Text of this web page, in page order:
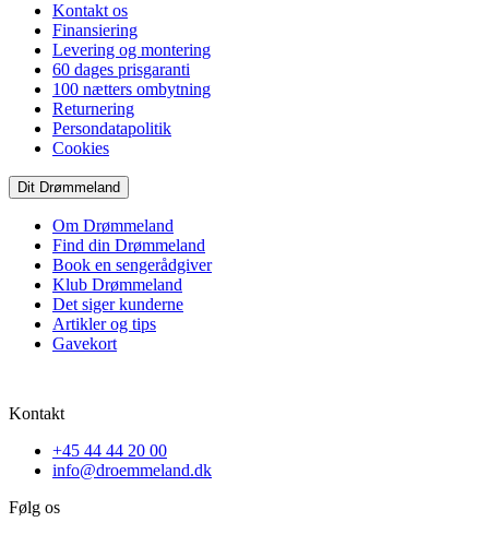
Kontakt os
Finansiering
Levering og montering
60 dages prisgaranti
100 nætters ombytning
Returnering
Persondatapolitik
Cookies
Dit Drømmeland
Om Drømmeland
Find din Drømmeland
Book en sengerådgiver
Klub Drømmeland
Det siger kunderne
Artikler og tips
Gavekort
Kontakt
+45 44 44 20 00
info@droemmeland.dk
Følg os